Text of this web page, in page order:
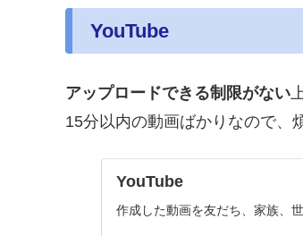
YouTube
アップロードできる制限がない
15分以内の動画ばかりなので、
YouTube
作成した動画を友だち、家族、